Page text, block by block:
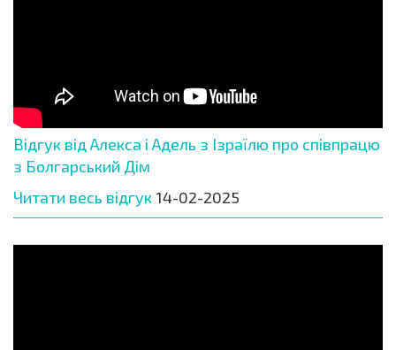
Відгук від Алекса і Адель з Ізраїлю про співпрацю
з Болгарський Дім
Читати весь відгук 14-02-2025